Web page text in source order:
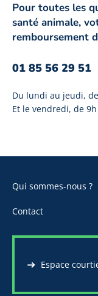
Pour toutes les
santé animale,
remboursement
01 85 56 29 51
Du lundi au jeudi,
Et le vendredi, de
Qui sommes-nous ?
Contact
Espace